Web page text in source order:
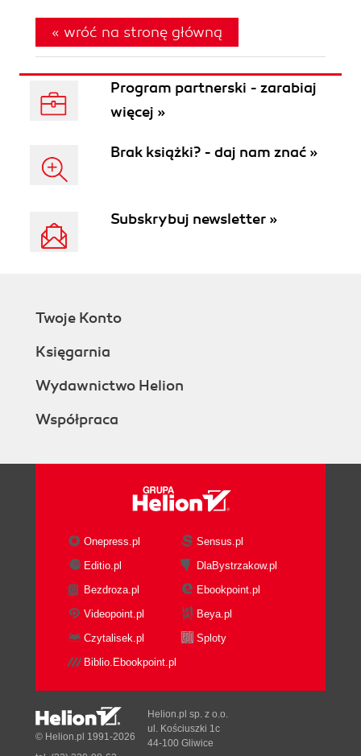
« wróć na stronę główną
Program partnerski - zarabiaj
więcej »
Brak książki? - daj nam znać »
Subskrybuj newsletter »
Twoje Konto
Księgarnia
Wydawnictwo Helion
Współpraca
Onepress.pl
Sensus.pl
Editio.pl
DlaBystrzakow.pl
Bezdroza.pl
Ebookpoint.pl
Videopoint.pl
Beya.pl
Czytalisek.pl
Sploty
Biblio.Ebookpoint.pl
© Helion.pl 1991-2026
Helion.pl sp. z o.o.
ul. Kościuszki 1c
44-100 Gliwice